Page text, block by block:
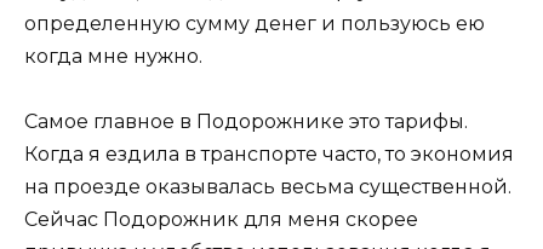
определенную сумму денег и пользуюсь ею
когда мне нужно.
Самое главное в Подорожнике это тарифы.
Когда я ездила в транспорте часто, то экономия
на проезде оказывалась весьма существенной.
Сейчас Подорожник для меня скорее